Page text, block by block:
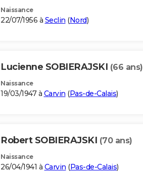
Naissance
22/07/1956 à Seclin (Nord)
Lucienne SOBIERAJSKI (66 ans)
Naissance
19/03/1947 à Carvin (Pas-de-Calais)
Robert SOBIERAJSKI (70 ans)
Naissance
26/04/1941 à Carvin (Pas-de-Calais)